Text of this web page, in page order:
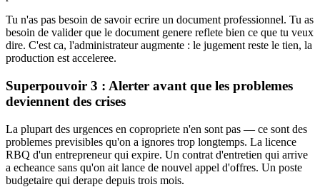
Tu n'as pas besoin de savoir ecrire un document professionnel. Tu as
besoin de valider que le document genere reflete bien ce que tu veux
dire. C'est ca, l'administrateur augmente : le jugement reste le tien, la
production est acceleree.
Superpouvoir 3 : Alerter avant que les problemes
deviennent des crises
La plupart des urgences en copropriete n'en sont pas — ce sont des
problemes previsibles qu'on a ignores trop longtemps. La licence
RBQ d'un entrepreneur qui expire. Un contrat d'entretien qui arrive
a echeance sans qu'on ait lance de nouvel appel d'offres. Un poste
budgetaire qui derape depuis trois mois.